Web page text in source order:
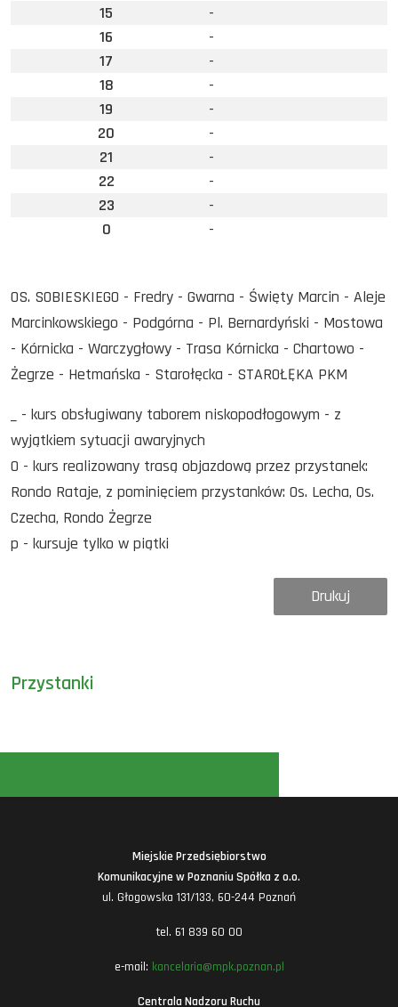
Przystanki
15
-
16
-
17
-
18
-
19
-
20
-
21
-
22
-
23
-
0
-
OS. SOBIESKIEGO - Fredry - Gwarna - Święty Marcin - Aleje
Marcinkowskiego - Podgórna - Pl. Bernardyński - Mostowa
- Kórnicka - Warczygłowy - Trasa Kórnicka - Chartowo -
Żegrze - Hetmańska - Starołęcka - STAROŁĘKA PKM
_ - kurs obsługiwany taborem niskopodłogowym - z
wyjątkiem sytuacji awaryjnych
O - kurs realizowany trasą objazdową przez przystanek:
Rondo Rataje, z pominięciem przystanków: Os. Lecha, Os.
Czecha, Rondo Żegrze
p - kursuje tylko w piątki
Drukuj
Miejskie Przedsiębiorstwo
Komunikacyjne w Poznaniu Spółka z o.o.
ul. Głogowska 131/133, 60-244 Poznań
tel. 61 839 60 00
e-mail: kancelaria@mpk.poznan.pl
Centrala Nadzoru Ruchu